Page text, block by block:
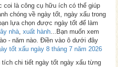
coi là công cụ hữu ích có thể giúp
chóng về ngày tốt, ngày xấu trong
lựa chọn được ngày tốt để làm
nhà, xuất hành...Bạn muốn xem
- năm nào. Điền vào ô dưới đây
tốt xấu ngày 8 tháng 7 năm 2026
chi tiết ngày tốt ngày xấu từng